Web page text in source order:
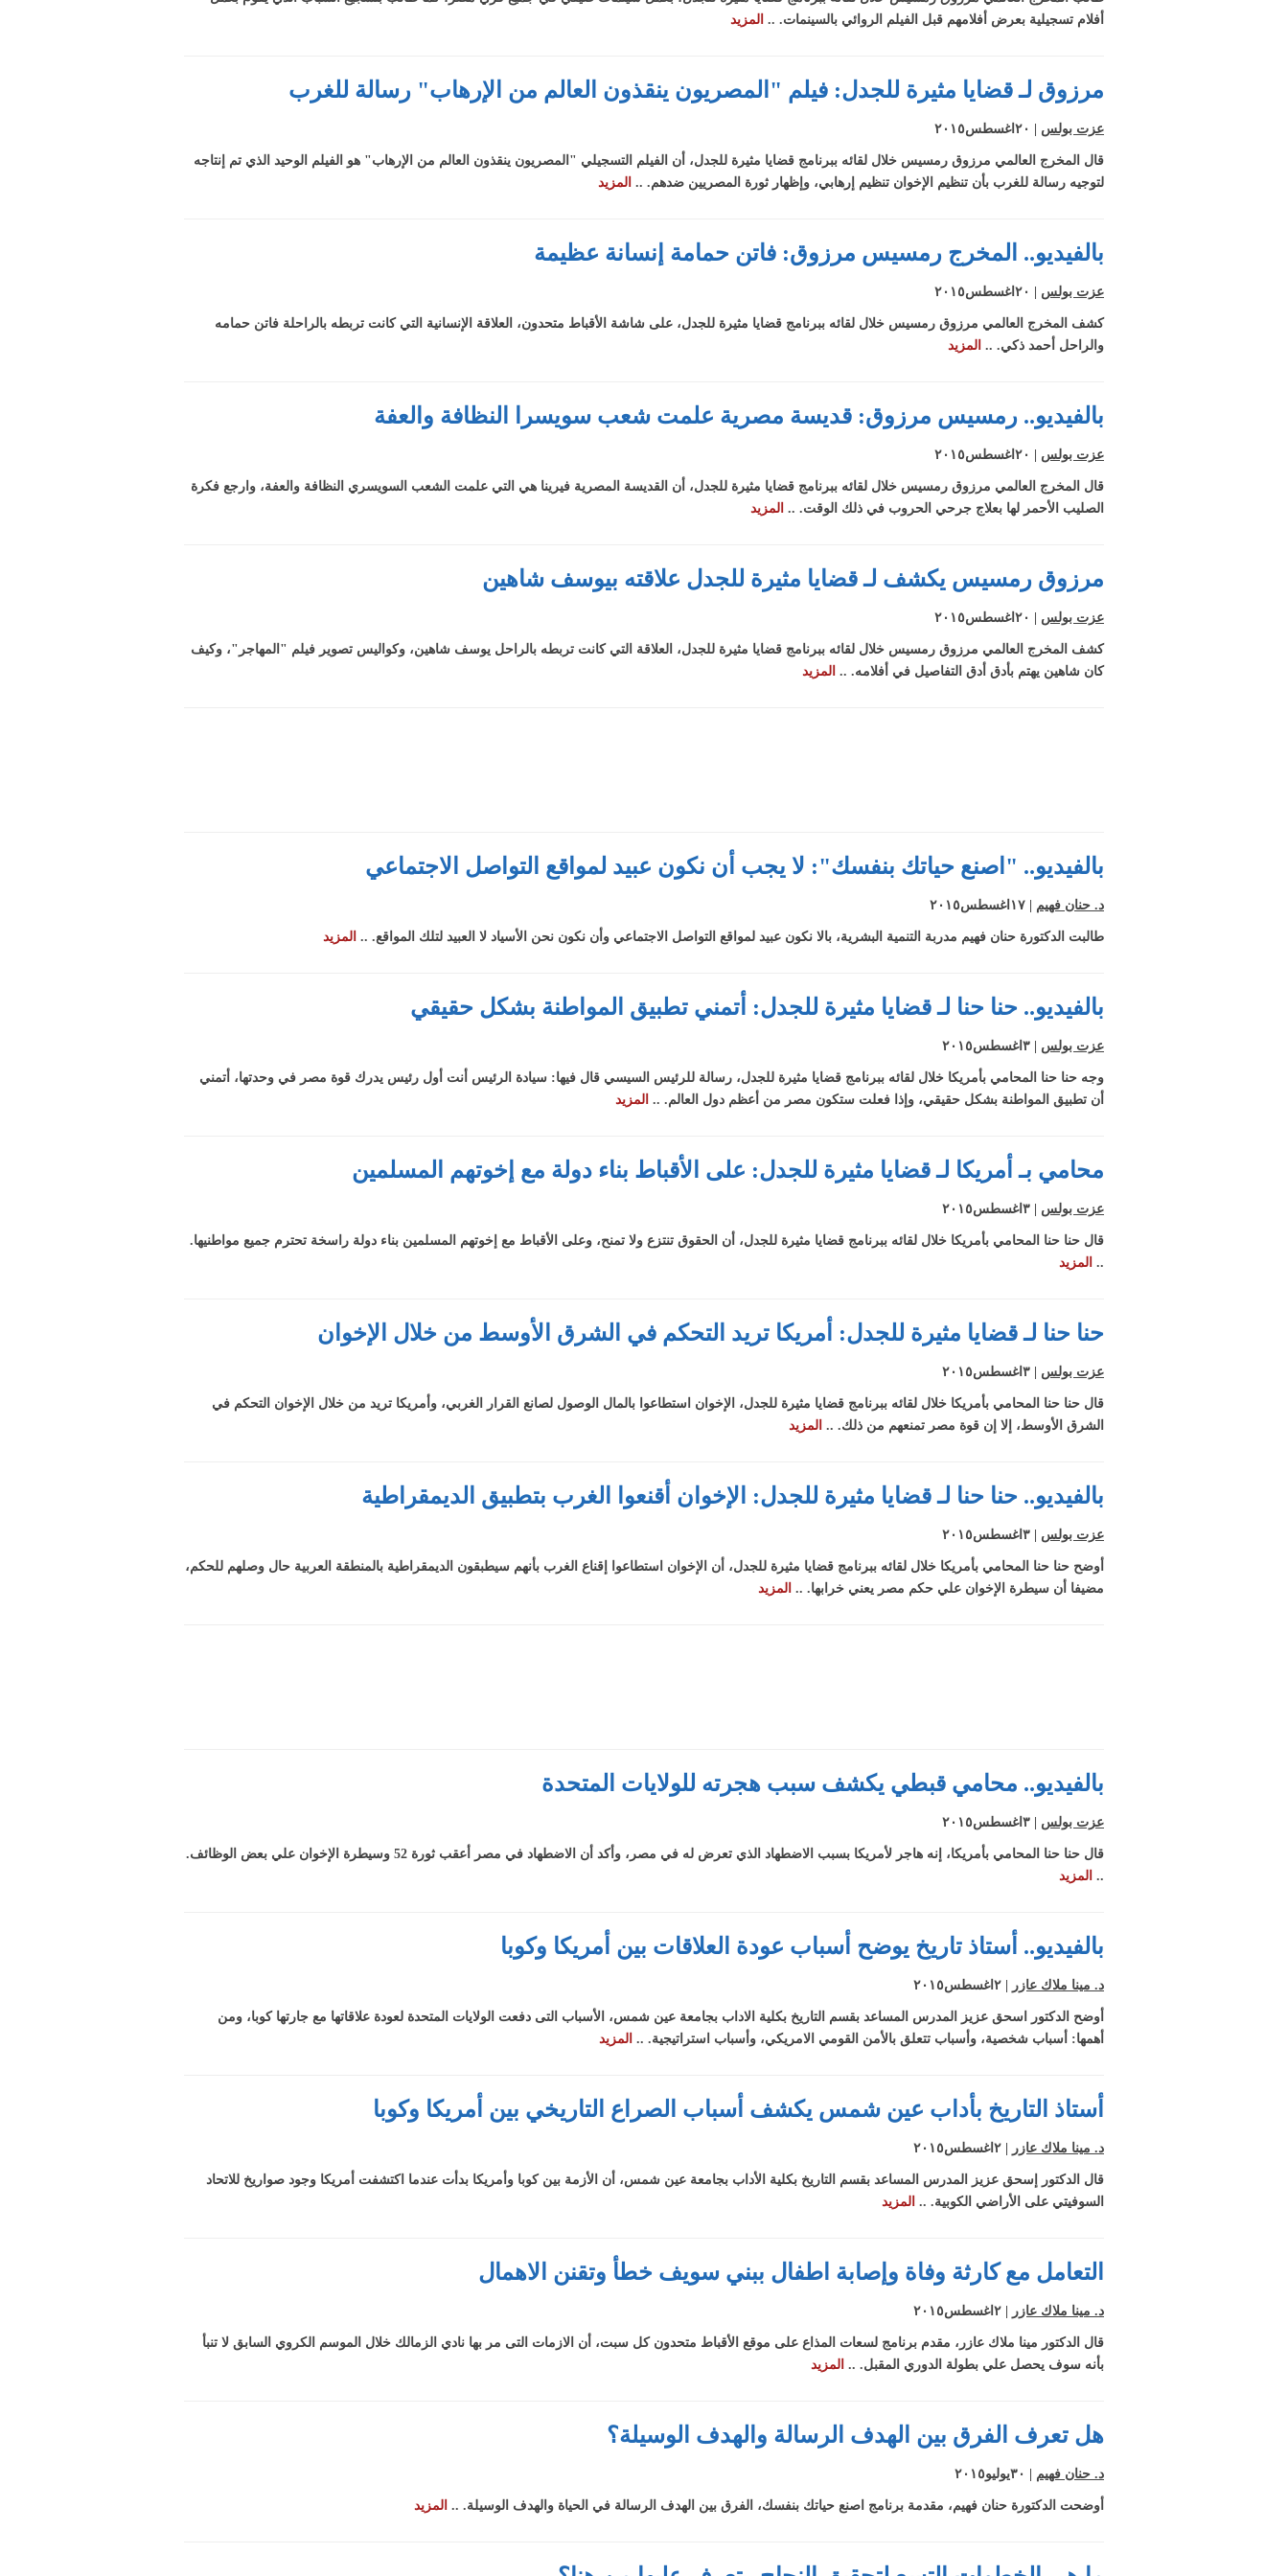
بالكنيسة الكاثوليكية
بالفيديو ..كمال زاخر
ضده
بالفيديو ..كمال زاخر :
البابا تواضروس يشبه
الأشياء
أفلام تسجيلية بعرض أفلامهم قبل الفيلم الروائي بالسينمات. .. المزيد
مرزوق لـ قضايا مثيرة للجدل: فيلم "المصريون ينقذون العالم من الإرهاب" رسالة للغرب
عزت بولس
قال المخرج العالمي مرزوق رمسيس خلال لقائه ببرنامج قضايا مثيرة للجدل، أن الفيلم التسجيلي "المصريون ينقذون العالم من الإرهاب" هو الفيلم الوحيد الذي تم إنتاجه
لتوجيه رسالة للغرب بأن تنظيم الإخوان تنظيم إرهابي، وإظهار ثورة المصريين ضدهم. .. المزيد
بالفيديو.. المخرج رمسيس مرزوق: فاتن حمامة إنسانة عظيمة
عزت بولس
كشف المخرج العالمي مرزوق رمسيس خلال لقائه ببرنامج قضايا مثيرة للجدل، على شاشة الأقباط متحدون، العلاقة الإنسانية التي كانت تربطه بالراحلة فاتن حمامه
والراحل أحمد ذكي. .. المزيد
بالفيديو.. رمسيس مرزوق: قديسة مصرية علمت شعب سويسرا النظافة والعفة
عزت بولس
قال المخرج العالمي مرزوق رمسيس خلال لقائه ببرنامج قضايا مثيرة للجدل، أن القديسة المصرية فيرينا هي التي علمت الشعب السويسري النظافة والعفة، وارجع فكرة
الصليب الأحمر لها بعلاج جرحي الحروب في ذلك الوقت. .. المزيد
مرزوق رمسيس يكشف لـ قضايا مثيرة للجدل علاقته بيوسف شاهين
عزت بولس
كشف المخرج العالمي مرزوق رمسيس خلال لقائه ببرنامج قضايا مثيرة للجدل، العلاقة التي كانت تربطه بالراحل يوسف شاهين، وكواليس تصوير فيلم "المهاجر"، وكيف
كان شاهين يهتم بأدق أدق التفاصيل في أفلامه. .. المزيد
بالفيديو.. "اصنع حياتك بنفسك": لا يجب أن نكون عبيد لمواقع التواصل الاجتماعي
د. حنان فهيم
طالبت الدكتورة حنان فهيم مدربة التنمية البشرية، بالا نكون عبيد لمواقع التواصل الاجتماعي وأن نكون نحن الأسياد لا العبيد لتلك المواقع. .. المزيد
بالفيديو.. حنا حنا لـ قضايا مثيرة للجدل: أتمني تطبيق المواطنة بشكل حقيقي
عزت بولس
وجه حنا حنا المحامي بأمريكا خلال لقائه ببرنامج قضايا مثيرة للجدل، رسالة للرئيس السيسي قال فيها: سيادة الرئيس أنت أول رئيس يدرك قوة مصر في وحدتها، أتمني
أن تطبيق المواطنة بشكل حقيقي، وإذا فعلت ستكون مصر من أعظم دول العالم. .. المزيد
محامي بـ أمريكا لـ قضايا مثيرة للجدل: على الأقباط بناء دولة مع إخوتهم المسلمين
عزت بولس
قال حنا حنا المحامي بأمريكا خلال لقائه ببرنامج قضايا مثيرة للجدل، أن الحقوق تنتزع ولا تمنح، وعلى الأقباط مع إخوتهم المسلمين بناء دولة راسخة تحترم جميع مواطنيها.
.. المزيد
حنا حنا لـ قضايا مثيرة للجدل: أمريكا تريد التحكم في الشرق الأوسط من خلال الإخوان
عزت بولس
قال حنا حنا المحامي بأمريكا خلال لقائه ببرنامج قضايا مثيرة للجدل، الإخوان استطاعوا بالمال الوصول لصانع القرار الغربي، وأمريكا تريد من خلال الإخوان التحكم في
الشرق الأوسط، إلا إن قوة مصر تمنعهم من ذلك. .. المزيد
بالفيديو.. حنا حنا لـ قضايا مثيرة للجدل: الإخوان أقنعوا الغرب بتطبيق الديمقراطية
عزت بولس
أوضح حنا حنا المحامي بأمريكا خلال لقائه ببرنامج قضايا مثيرة للجدل، أن الإخوان استطاعوا إقناع الغرب بأنهم سيطبقون الديمقراطية بالمنطقة العربية حال وصلهم للحكم،
مضيفا أن سيطرة الإخوان علي حكم مصر يعني خرابها. .. المزيد
بالفيديو.. محامي قبطي يكشف سبب هجرته للولايات المتحدة
عزت بولس
قال حنا حنا المحامي بأمريكا، إنه هاجر لأمريكا بسبب الاضطهاد الذي تعرض له في مصر، وأكد أن الاضطهاد في مصر أعقب ثورة 52 وسيطرة الإخوان علي بعض الوظائف.
.. المزيد
بالفيديو.. أستاذ تاريخ يوضح أسباب عودة العلاقات بين أمريكا وكوبا
د. مينا ملاك عازر
أوضح الدكتور اسحق عزيز المدرس المساعد بقسم التاريخ بكلية الاداب بجامعة عين شمس، الأسباب التى دفعت الولايات المتحدة لعودة علاقاتها مع جارتها كوبا، ومن
أهمها: أسباب شخصية، وأسباب تتعلق بالأمن القومي الامريكي، وأسباب استراتيجية. .. المزيد
أستاذ التاريخ بأداب عين شمس يكشف أسباب الصراع التاريخي بين أمريكا وكوبا
د. مينا ملاك عازر
قال الدكتور إسحق عزيز المدرس المساعد بقسم التاريخ بكلية الأداب بجامعة عين شمس، أن الأزمة بين كوبا وأمريكا بدأت عندما اكتشفت أمريكا وجود صواريخ للاتحاد
السوفيتي على الأراضي الكوبية. .. المزيد
التعامل مع كارثة وفاة وإصابة اطفال ببني سويف خطأ وتقنن الاهمال
د. مينا ملاك عازر
قال الدكتور مينا ملاك عازر، مقدم برنامج لسعات المذاع على موقع الأقباط متحدون كل سبت، أن الازمات التى مر بها نادي الزمالك خلال الموسم الكروي السابق لا تنبأ
بأنه سوف يحصل علي بطولة الدوري المقبل. .. المزيد
هل تعرف الفرق بين الهدف الرسالة والهدف الوسيلة؟
د. حنان فهيم
أوضحت الدكتورة حنان فهيم، مقدمة برنامج اصنع حياتك بنفسك، الفرق بين الهدف الرسالة في الحياة والهدف الوسيلة. .. المزيد